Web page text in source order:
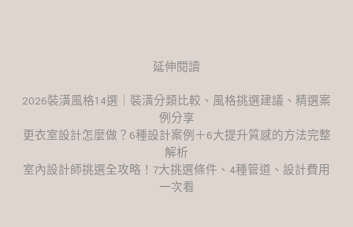
延伸閱讀
2026裝潢風格14選｜裝潢分類比較、風格挑選建議、精選案
例分享
更衣室設計怎麼做？6種設計案例＋6大提升質感的方法完整
解析
室內設計師挑選全攻略！7大挑選條件、4種管道、設計費用
一次看